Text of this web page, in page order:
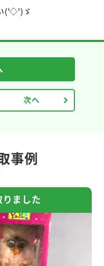
('◇')ゞ
次へ
事例
ました